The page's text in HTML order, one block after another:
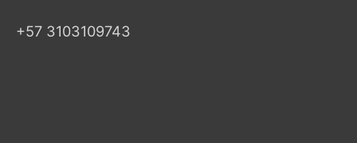
+57 3103109743